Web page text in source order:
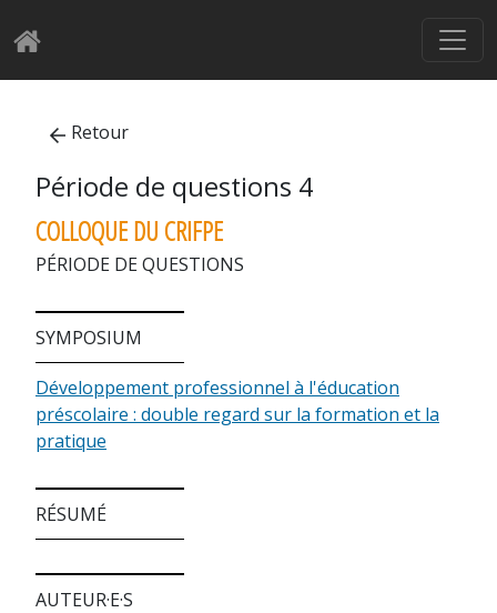
Retour
Période de questions 4
COLLOQUE DU CRIFPE
PÉRIODE DE QUESTIONS
SYMPOSIUM
Développement professionnel à l'éducation
préscolaire : double regard sur la formation et la
pratique
RÉSUMÉ
AUTEUR·E·S